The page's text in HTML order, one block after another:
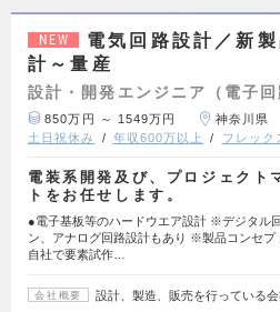
NEW
電気回路設計／新
計～量産
設計・開発エンジニア（電子回
850万円 ～ 1549万円 神奈川県
土日祝休み
年収600万以上 フレック
電装系開発及び、プロジェクト
トをお任せします。
●電子基板等のハードウエア設計 ※デジタル
ン、アナログ回路設計もあり ※製品コンセプ
自社で要素試作…
会社概要 設計、製造、販売を行っている会